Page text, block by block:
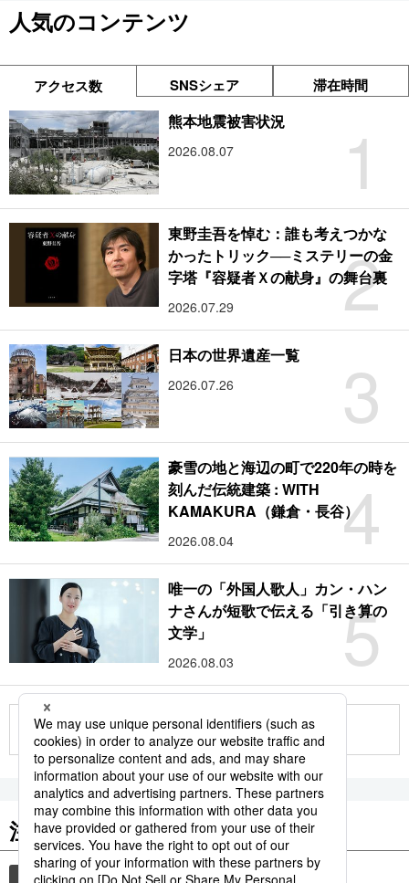
人気のコンテンツ
アクセス数 SNSシェア 滞在時間
1
熊本地震被害状況
2026.08.07
2
東野圭吾を悼む：誰も考えつかな
かったトリック──ミステリーの金
字塔『容疑者Ｘの献身』の舞台裏
2026.07.29
3
日本の世界遺産一覧
2026.07.26
4
豪雪の地と海辺の町で220年の時を
刻んだ伝統建築 : WITH
KAMAKURA（鎌倉・長谷）
2026.08.04
5
唯一の「外国人歌人」カン・ハン
ナさんが短歌で伝える「引き算の
文学」
2026.08.03
もっと見る
注目のキーワード
共同通信ニュース 時事通信ニュース 観光